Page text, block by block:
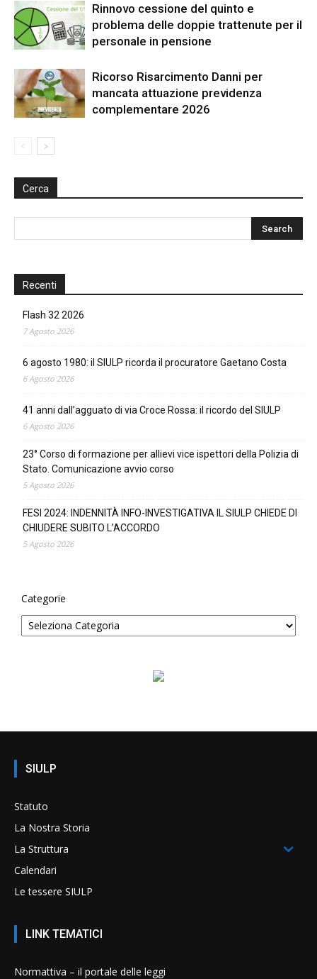
Rinnovo cessione del quinto e
problema delle doppie trattenute per il
personale in pensione
Ricorso Risarcimento Danni per
mancata attuazione previdenza
complementare 2026
Cerca
Recenti
Flash 32 2026
7 Agosto 2026
6 agosto 1980: il SIULP ricorda il procuratore Gaetano Costa
6 Agosto 2026
41 anni dall’agguato di via Croce Rossa: il ricordo del SIULP
6 Agosto 2026
23° Corso di formazione per allievi vice ispettori della Polizia di
Stato. Comunicazione avvio corso
5 Agosto 2026
FESI 2024: INDENNITÀ INFO-INVESTIGATIVA IL SIULP CHIEDE DI
CHIUDERE SUBITO L’ACCORDO
5 Agosto 2026
Categorie
SIULP
Statuto
La Nostra Storia
La Struttura
Calendari
Le tessere SIULP
LINK TEMATICI
Normattiva – il portale delle leggi